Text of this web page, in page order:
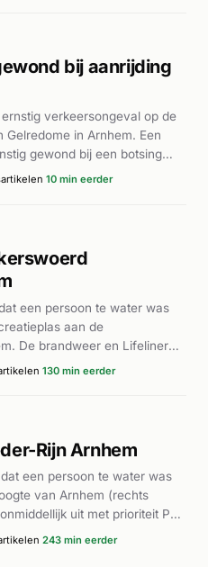
bij aanrijding
verkeersongeval op de
in Arnhem. Een
gewond bij een botsing
ambulances en een
ernstig letsel op bij de
snel ter plaatse en hebben
10 min eerder
een persoon te water was
aan de
De brandweer en Lifeliner
direct ter plaatse geroepen.
werd eveneens
tot circa 17:11 uur door,
Verdere
bekendgemaakt.
130 min eerder
Rijn Arnhem
een persoon te water was
van Arnhem (rechts
uit met prioriteit P1,
Binnen enkele
243 min eerder